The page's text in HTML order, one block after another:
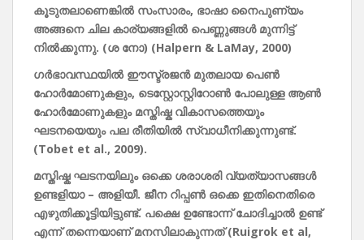
കൂടുതലാണെങ്കിൽ സംസാരം, ഭാഷാ നൈപുണ്യം
അങ്ങനെ ചില കാര്യങ്ങളിൽ പെണ്ണുങ്ങൾ മുന്നിട്ട്
നിൽക്കുന്നു. (ശ നോ) (Halpern & LaMay, 2000)
ഗർഭാവസ്ഥയിൽ ഈസ്ട്രജൻ മുതലായ പെൺ
ഹോർമോണുകളും, ടെസ്റ്റോസ്റ്റിറോൺ പോലുള്ള ആൺ
ഹോർമോണുകളും മസ്തിഷ്ക വികാസത്തെയും
ഘടനയെയും പല രീതിയിൽ സ്വാധീനിക്കുന്നുണ്ട്.
(Tobet et al., 2009).
മസ്തിഷ്ക ഘടനയിലും ഒക്കെ ശരാശരി വ്യത്യാസങ്ങൾ
ഉണ്ടളിയാ – അളിയീ. ജീന റിപ്പൺ ഒക്കെ ഇതിനെതിരെ
എഴുതിക്കൂട്ടിയിട്ടുണ്ട്. പക്ഷെ ഉണ്ടോന്ന്ചോദിച്ചാൽ ഉണ്ട്
എന്ന്തന്നെയാണ്മനസിലാകുന്നത് (Ruigrok et al,